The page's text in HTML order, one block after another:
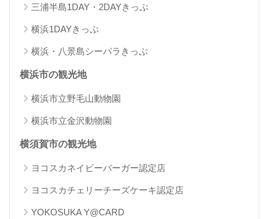
三浦半島1DAY・2DAYきっぷ
横浜1DAYきっぷ
横浜・八景島シーパラきっぷ
横浜市の観光地
横浜市立野毛山動物園
横浜市立金沢動物園
横須賀市の観光地
ヨコスカネイビーバーガー認定店
ヨコスカチェリーチーズケーキ認定店
YOKOSUKA Y@CARD